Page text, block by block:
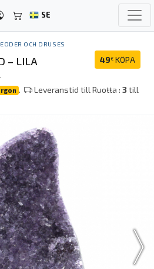
SE
OCH DRUSES
49€ KÖPA
– LILA
. Leveranstid till Ruoŧŧa :3till